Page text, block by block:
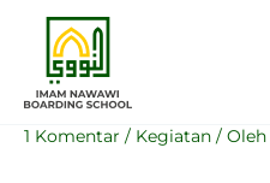
konten
1 Komentar / Kegiatan / Oleh